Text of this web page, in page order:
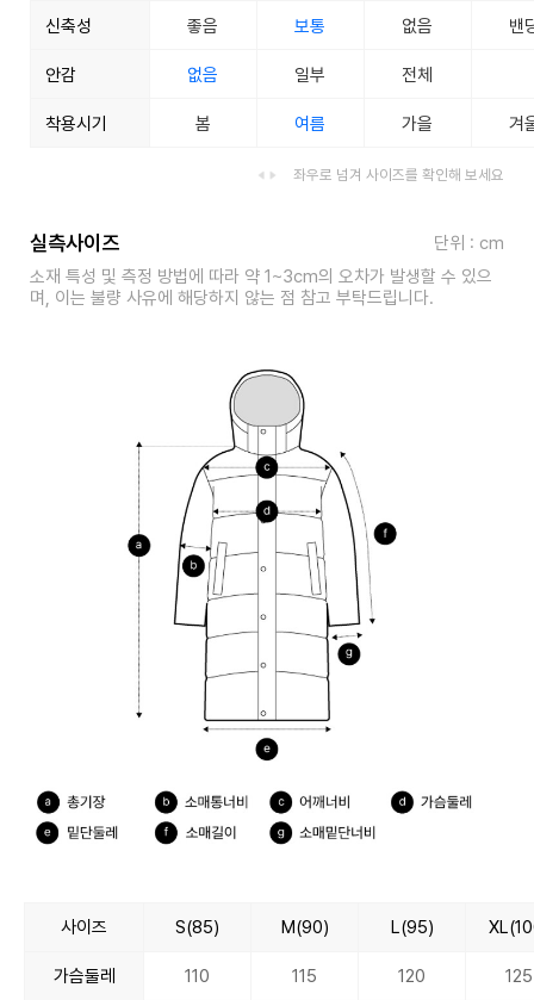
신축성 좋음 보통 없음 밴
안감 없음 일부 전체
착용시기 봄 여름 가을 겨
좌우로 넘겨 사이즈를 확인해 보세요
실측사이즈
단위 : cm
소재 특성 및 측정 방법에 따라 약 1~3cm의 오차가 발생할 수 있으
며, 이는 불량 사유에 해당하지 않는 점 참고 부탁드립니다.
사이즈 S(85) M(90) L(95)
가슴둘레 110 115 120 125